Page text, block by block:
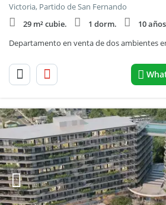
Victoria, Partido de San Fernando
29 m² cubie.
1 dorm.
10 años
Departamento en venta de dos ambientes